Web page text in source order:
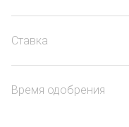
Ставка
Время одобрения